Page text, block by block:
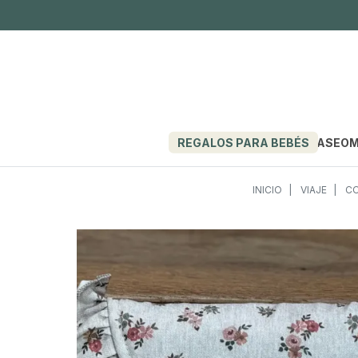
REGALOS PARA BEBÉS PASEO
INICIO VIAJE